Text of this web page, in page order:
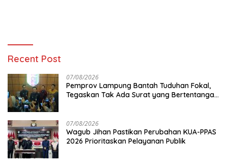
Recent Post
07/08/2026
Pemprov Lampung Bantah Tuduhan Fokal,
Tegaskan Tak Ada Surat yang Bertentangan
07/08/2026
Wagub Jihan Pastikan Perubahan KUA-PPAS
2026 Prioritaskan Pelayanan Publik